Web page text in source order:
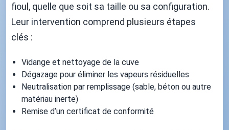
fioul, quelle que soit sa taille ou sa configuration.
Leur intervention comprend plusieurs étapes
clés :
Vidange et nettoyage de la cuve
Dégazage pour éliminer les vapeurs résiduelles
Neutralisation par remplissage (sable, béton ou autre
matériau inerte)
Remise d’un certificat de conformité